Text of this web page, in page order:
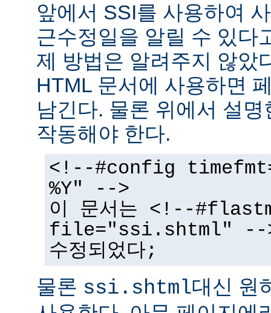
앞에서 SSI를 사용하여
근수정일을 알릴 수 있다
제 방법은 알려주지 않았
HTML 문서에 사용하면
남긴다. 물론 위에서 설
작동해야 한다.
<!--#config
%Y" -->
이 문서는 <!--
file="ssi.shtml" -->
수정되었다;
물론 ssi.shtml대신 원